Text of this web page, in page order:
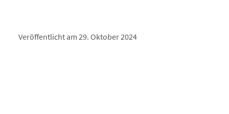
Veröffentlicht am 29. Oktober 2024